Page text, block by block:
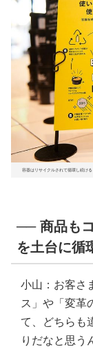
容器はリサイクルされて循環し続ける
── 商品も
を土台に循
小山：お客さ
ス」や「変革
て、どちらも
りだなと思う